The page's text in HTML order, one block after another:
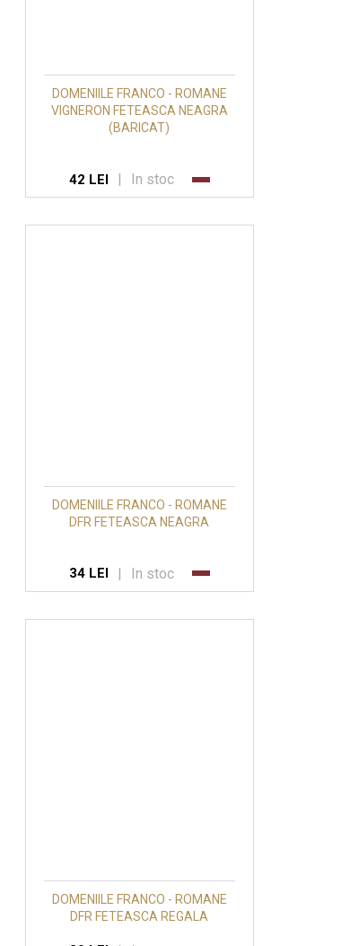
DOMENIILE FRANCO - ROMANE
VIGNERON FETEASCA NEAGRA
(BARICAT)
42 LEI In stoc
DOMENIILE FRANCO - ROMANE
DFR FETEASCA NEAGRA
34 LEI | In stoc
DOMENIILE FRANCO - ROMANE
DFR FETEASCA REGALA